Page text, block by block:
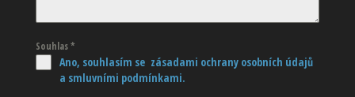
Souhlas*
Ano, souhlasím se zásadami ochrany osobních údajů
a smluvními podmínkami.